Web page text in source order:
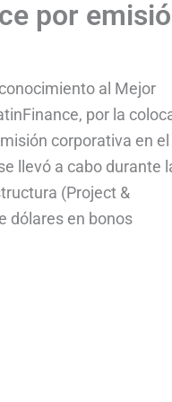
por
al Mejor
por la
corporativa en el
llevó a cabo durante
(Project &
dólares en bonos